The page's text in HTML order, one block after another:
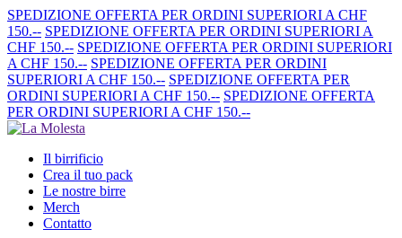
SPEDIZIONE OFFERTA PER ORDINI SUPERIORI A CHF
150.-- SPEDIZIONE OFFERTA PER ORDINI SUPERIORI A
CHF 150.-- SPEDIZIONE OFFERTA PER ORDINI SUPERIORI
A CHF 150.-- SPEDIZIONE OFFERTA PER ORDINI
SUPERIORI A CHF 150.-- SPEDIZIONE OFFERTA PER
ORDINI SUPERIORI A CHF 150.-- SPEDIZIONE OFFERTA
PER ORDINI SUPERIORI A CHF 150.--
Il birrificio
Crea il tuo pack
Le nostre birre
Merch
Contatto